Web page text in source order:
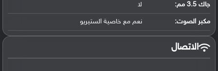
جاك 3.5 مم: لا
مكبر الصوت: نعم مع خاصية الستيريو
الاتصال